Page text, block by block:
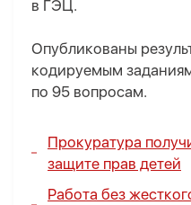
в ГЭЦ.
Опубликованы
кодируемым
по 95 вопросам.
Прокуратура
защите прав детей
Работа без